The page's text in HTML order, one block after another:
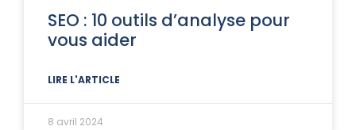
SEO : 10 outils d’analyse pour
vous aider
LIRE L'ARTICLE
8 avril 2024